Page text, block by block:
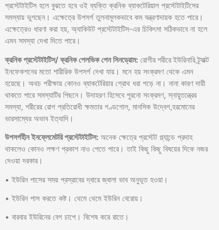
প্রস্টেটাইটিস হলে বুঝতে হবে ওই ব্যক্তি ক্রনিক ব্যাকটেরিয়াল প্রস্টেটাইটিসের
সমস্যায় ভুগছেন। এক্ষেত্রে উপসর্গ তুলনামূলকভাবে কম যন্ত্রণাদায়ক হতে পারে।
এক্ষেত্রেও ধারণা করা হয়, অ্যাকিউট প্রস্টেটাইটিস-এর চিকিৎসা সঠিকভাবে না হলে
এমন সমস্যা দেখা দিতে পারে।
ক্রনিক প্রস্টেটাইটিস/ক্রনিক পেলভিক পেন সিনড্রোম: রোগীর শরীরে ইউরিনারি ট্র্যাক্ট
ইনফেকশনের মতো শারীরিক উপসর্গ দেখা যায়। মনে হয় সংক্রমণ থেকে এমন
হয়েছে। অথচ পরীক্ষায় কোনও ব্যাকটেরিয়ার গ্রোথ ধরা পড়ে না। নানা কারণ দায়ী
থাকতে পারে সমস্যাটির পিছনে। উদাহরণ হিসেবে পুরনো সংক্রমণ, স্নায়ুতন্ত্রের
সমস্যা, শরীরের রোগ প্রতিরোধী ক্ষমতার গণ্ডগোল, মানসিক উদ্বেগ,হরমোনের
ভারসাম্যের অভাব ইত্যাদি।
উপসর্গহীন ইনফ্লেমেটরি প্রস্টেটাইটিস: অনেক ক্ষেত্রে প্রস্টেট গ্ল্যান্ডে প্রদাহ
থাকলেও কোনও লক্ষণ প্রকাশ নাও পেতে পারে। তাই কিছু কিছু বিষয়ের দিকে নজর
দেওয়া দরকার।
• ইউরিন পাসের সময় প্রস্রাবের দ্বারে জ্বালা ভাব অনুভূত হওয়া।
• ইউরিন পাস করতে কষ্ট। থেমে থেমে ইউরিন বেরোয়।
• বারবার ইউরিনের বেগ চাপে। বিশেষ করে রাতে।